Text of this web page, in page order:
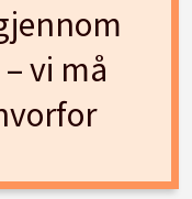
vi må